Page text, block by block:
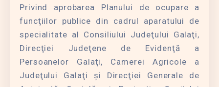
Privind aprobarea Planului de ocupare a
funcţiilor publice din cadrul aparatului de
specialitate al Consiliului Judeţului Galaţi,
Direcţiei Judeţene de Evidenţă a
Persoanelor Galaţi, Camerei Agricole a
Judeţului Galaţi şi Direcţiei Generale de